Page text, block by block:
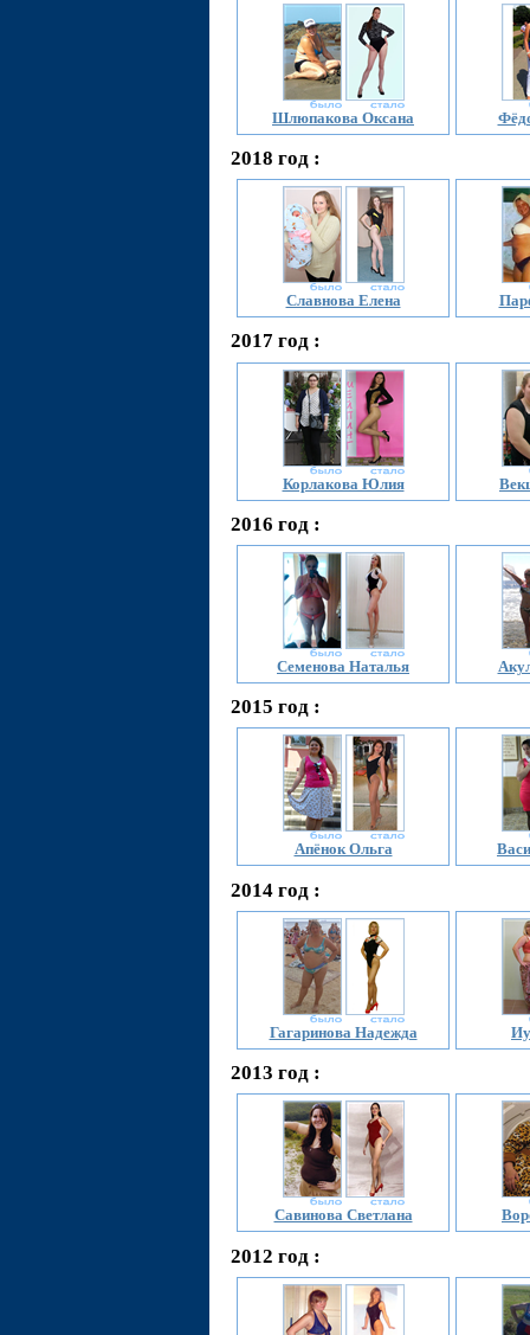
Шлюпакова Оксана
2018 год :
Славнова Елена
2017 год :
Корлакова Юлия
2016 год :
Семенова Наталья
2015 год :
Апёнок Ольга
2014 год :
Гагаринова Надежда
2013 год :
Савинова Светлана
2012 год :